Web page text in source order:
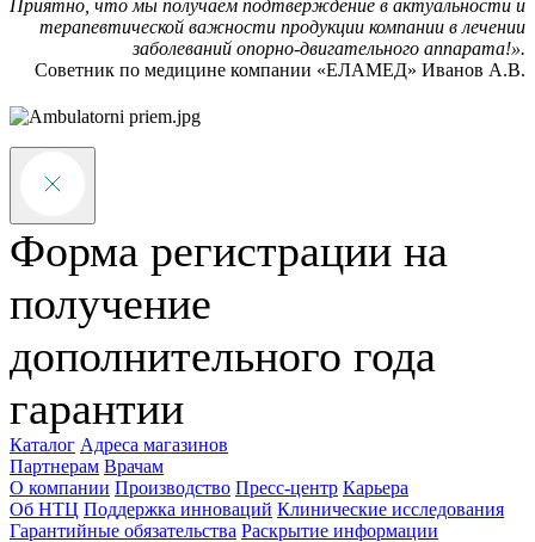
Приятно, что мы получаем подтверждение в актуальности и
терапевтической важности продукции компании в лечении
заболеваний опорно-двигательного аппарата!».
Советник по медицине компании «ЕЛАМЕД» Иванов А.В.
Форма регистрации на
получение
дополнительного года
гарантии
Каталог Адреса магазинов
Партнерам Врачам
О компании Производство Пресс-центр Карьера
Об НТЦ Поддержка инноваций Клинические исследования
Гарантийные обязательства Раскрытие информации